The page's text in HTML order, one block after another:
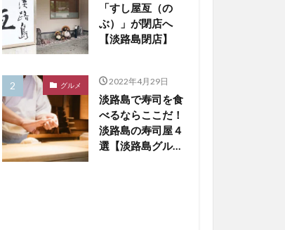
「すし屋亙（の
ぶ）」が閉店へ
【淡路島閉店】
グルメ 2022年4月29日
淡路島で寿司を食
べるならここだ！
淡路島の寿司屋４
選【淡路島グルメ